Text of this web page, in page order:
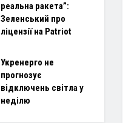
реальна ракета”:
Зеленський про
ліцензії на Patriot
Укренерго не
прогнозує
відключень світла у
неділю